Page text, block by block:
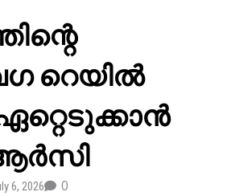
റെയില്‍
6, 2026 0